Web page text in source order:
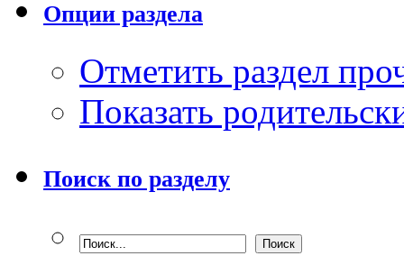
Опции раздела
Отметить раздел
Показать
Поиск по разделу